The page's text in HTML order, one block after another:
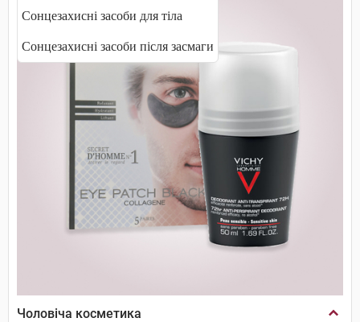
Сонцезахисні засоби для тіла
Сонцезахисні засоби після засмаги
Чоловіча косметика